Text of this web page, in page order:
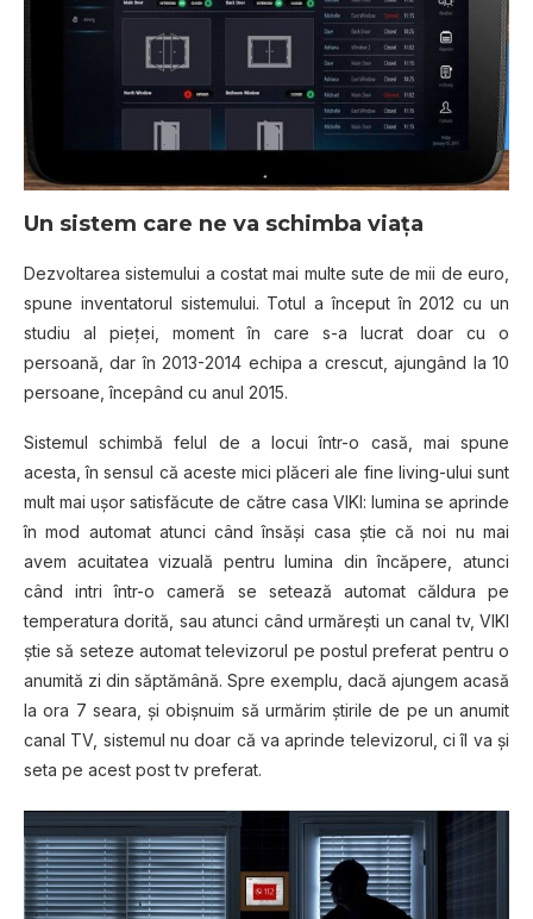
Un sistem care ne va schimba viața
Dezvoltarea sistemului a costat mai multe sute de mii de euro,
spune inventatorul sistemului. Totul a început în 2012 cu un
studiu al pieţei, moment în care s-a lucrat doar cu o
persoană, dar în 2013-2014 echipa a crescut, ajungând la 10
persoane, începând cu anul 2015.
Sistemul schimbă felul de a locui într-o casă, mai spune
acesta, în sensul că aceste mici plăceri ale fine living-ului sunt
mult mai uşor satisfăcute de către casa VIKI: lumina se aprinde
în mod automat atunci când însăși casa ştie că noi nu mai
avem acuitatea vizuală pentru lumina din încăpere, atunci
când intri într-o cameră se setează automat căldura pe
temperatura dorită, sau atunci când urmărești un canal tv, VIKI
ştie să seteze automat televizorul pe postul preferat pentru o
anumită zi din săptămână. Spre exemplu, dacă ajungem acasă
la ora 7 seara, şi obișnuim să urmărim ştirile de pe un anumit
canal TV, sistemul nu doar că va aprinde televizorul, ci îl va şi
seta pe acest post tv preferat.